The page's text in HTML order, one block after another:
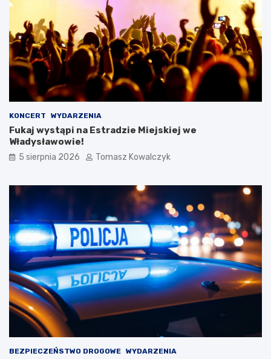
KONCERT WYDARZENIA
Fukaj wystąpi na Estradzie Miejskiej we
Władysławowie!
5 sierpnia 2026 Tomasz Kowalczyk
BEZPIECZEŃSTWO DROGOWE WYDARZENIA